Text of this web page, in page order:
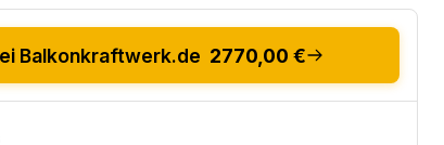
Balkonkraftwerk.de 2770,00 €